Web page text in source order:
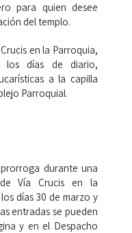
para quien desee
del templo.
en la Parroquia,
los días de diario,
a la capilla
Parroquial.
durante una
Vía Crucis en la
días 30 de marzo y
entradas se pueden
y en el Despacho